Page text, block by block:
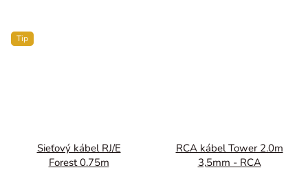
Tip
Sieťový kábel RJ/E
Forest 0.75m
RCA kábel Tower 2.0m
3,5mm - RCA